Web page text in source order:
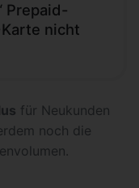
Prepaid-
nicht
für Neukunden
noch die